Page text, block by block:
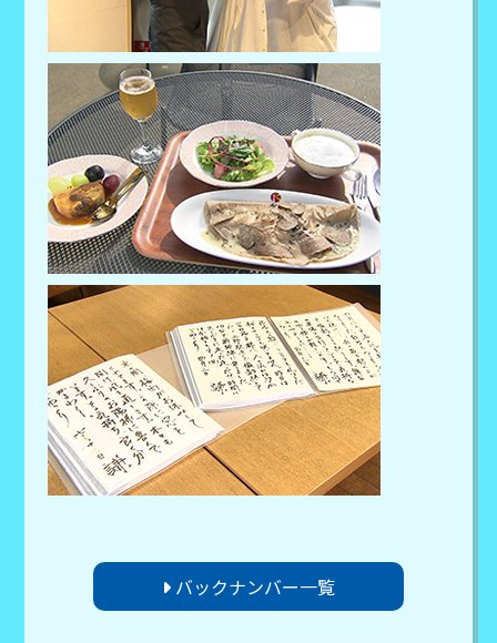
バックナンバー一覧